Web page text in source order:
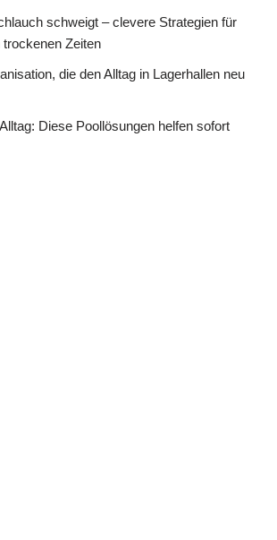
schweigt – clevere Strategien für
Zeiten
die den Alltag in Lagerhallen neu
Diese Poollösungen helfen sofort